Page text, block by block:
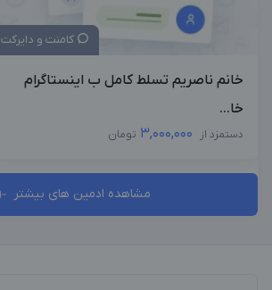
کامنت و دایرکت
خانم ناصریم تسلط کامل ب اینستاگرام
خا...
دستمزد از 3,000,000 تومان
مشاهده ادمین های بیشتر